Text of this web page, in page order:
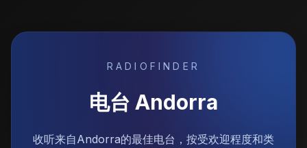
RADIOFINDER
电台 Andorra
收听来自Andorra的最佳电台，按受欢迎程度和类